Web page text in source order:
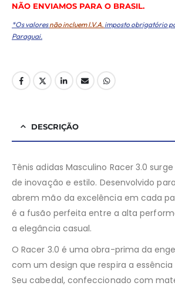
NÃO ENVIAMOS PARA O BRASIL.
*Os valoresnão incluem I.V.A. imposto obrigatório
Paraguai.
DESCRIÇÃO
Tênis adidas Masculino Racer 3.0
de inovação e estilo. Desenvolvido
abrem mão da excelência em cada
é a fusão perfeita entre a alta
a elegância casual.
O Racer 3.0 é uma obra-prima da
com um design que respira a
Seu cabedal, confeccionado com